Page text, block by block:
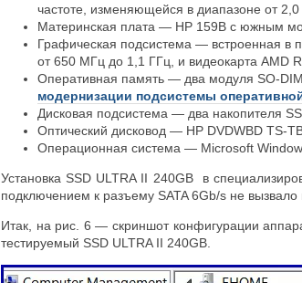
частоте, изменяющейся в диапазоне от
Материнская плата — HP 159B с южным
Графическая подсистема — встроенная в
от 650 МГц до 1,1 ГГц, и видеокарта AMD
Оперативная память — два модуля SO-
модернизации подсистемы
Дисковая подсистема — два накопителя
Оптический дисковод — HP DVDWBD TS-
Операционная система — Microsoft
Установка SSD ULTRA II 240GB в
подключением к разъему SATA 6Gb/s не вызвало
Итак, на рис. 6 — скриншот конфигурации
тестируемый SSD ULTRA II 240GB.